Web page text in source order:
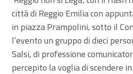
città di Reggio Emilia con
in piazza Prampolini, sotto il
l’evento un gruppo di dieci
Salsi, di professione
percepito la voglia di scendere